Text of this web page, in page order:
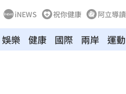
iNEWS 祝你健康 阿立導讀
娛樂 健康 國際 兩岸 運動